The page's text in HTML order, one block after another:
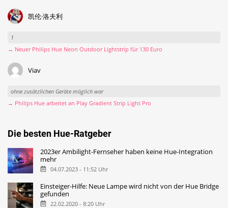
凯伦·洛夫利
1
→ Neuer Philips Hue Neon Outdoor Lightstrip für 130 Euro
Viav
ohne zusätzlichen Geräte möglich war
→ Philips Hue arbeitet an Play Gradient Strip Light Pro
Die besten Hue-Ratgeber
2023er Ambilight-Fernseher haben keine Hue-Integration
mehr
04.07.2023 - 11:52 Uhr
Einsteiger-Hilfe: Neue Lampe wird nicht von der Hue Bridge
gefunden
22.02.2020 - 8:20 Uhr